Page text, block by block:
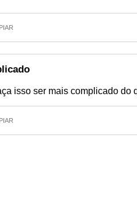
isso ser mais complicado do